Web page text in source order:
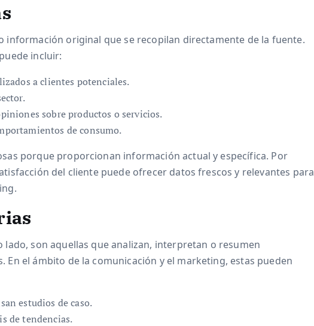
información original que se recopilan directamente de la fuente.
incluir:
a clientes potenciales.
sobre productos o servicios.
de consumo.
porque proporcionan información actual y específica. Por
del cliente puede ofrecer datos frescos y relevantes para
son aquellas que analizan, interpretan o resumen
el ámbito de la comunicación y el marketing, estas pueden
estudios de caso.
de tendencias.